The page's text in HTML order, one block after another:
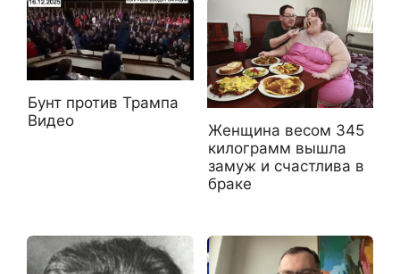
Бунт против Трампа
Видео
Женщина весом 345
килограмм вышла
замуж и счастлива в
браке